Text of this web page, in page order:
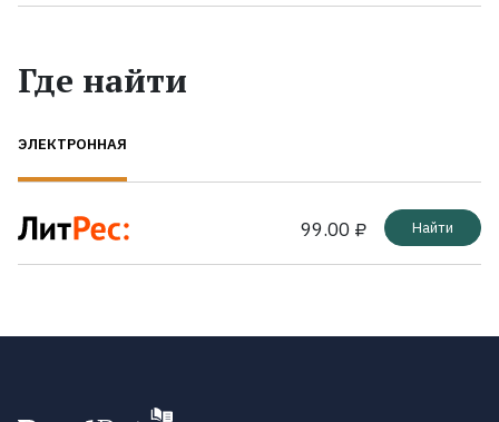
Где найти
ЭЛЕКТРОННАЯ
99.00 ₽ Найти